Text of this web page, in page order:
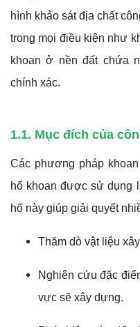
hình khảo sát địa chất
trong mọi điều kiện như
khoan ở nền đất chứa
chính xác.
1.1. Mục đích của
Các phương pháp
hố khoan được sử dụng
hố này giúp giải quyết
Thăm dò vật liệu
Nghiên cứu đặc
vực sẽ xây dựng.